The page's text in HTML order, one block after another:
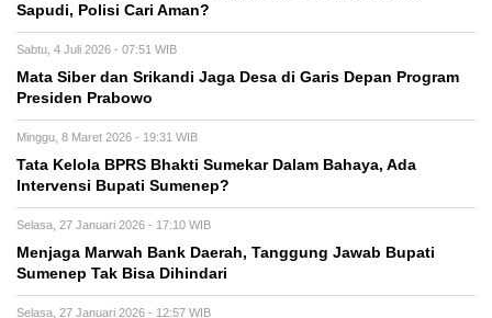
Sapudi, Polisi Cari Aman?
Sabtu, 4 Juli 2026 - 07:51 WIB
Mata Siber dan Srikandi Jaga Desa di Garis Depan Program
Presiden Prabowo
Minggu, 8 Maret 2026 - 19:31 WIB
Tata Kelola BPRS Bhakti Sumekar Dalam Bahaya, Ada
Intervensi Bupati Sumenep?
Selasa, 27 Januari 2026 - 17:10 WIB
Menjaga Marwah Bank Daerah, Tanggung Jawab Bupati
Sumenep Tak Bisa Dihindari
Selasa, 27 Januari 2026 - 12:57 WIB